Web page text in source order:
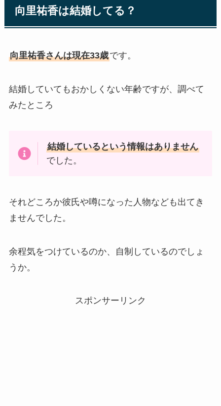
向里祐香は結婚してる？
向里祐香さんは現在33歳です。
結婚していてもおかしくない年齢ですが、調べて
みたところ
結婚しているという情報はありません
でした。
それどころか彼氏や噂になった人物なども出てき
ませんでした。
余程気をつけているのか、自制しているのでしょ
うか。
スポンサーリンク